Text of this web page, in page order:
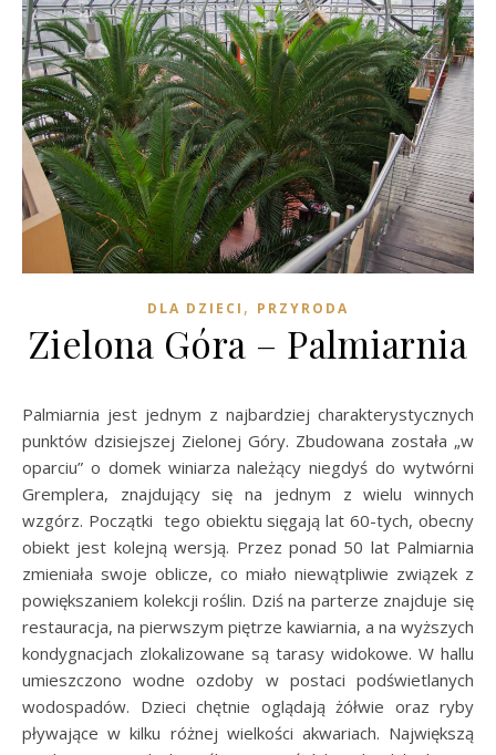
DLA DZIECI , PRZYRODA
Zielona Góra – Palmiarnia
Palmiarnia jest jednym z najbardziej charakterystycznych
punktów dzisiejszej Zielonej Góry. Zbudowana została „w
oparciu” o domek winiarza należący niegdyś do wytwórni
Gremplera, znajdujący się na jednym z wielu winnych
wzgórz. Początki tego obiektu sięgają lat 60-tych, obecny
obiekt jest kolejną wersją. Przez ponad 50 lat Palmiarnia
zmieniała swoje oblicze, co miało niewątpliwie związek z
powiększaniem kolekcji roślin. Dziś na parterze znajduje się
restauracja, na pierwszym piętrze kawiarnia, a na wyższych
kondygnacjach zlokalizowane są tarasy widokowe. W hallu
umieszczono wodne ozdoby w postaci podświetlanych
wodospadów. Dzieci chętnie oglądają żółwie oraz ryby
pływające w kilku różnej wielkości akwariach. Największą